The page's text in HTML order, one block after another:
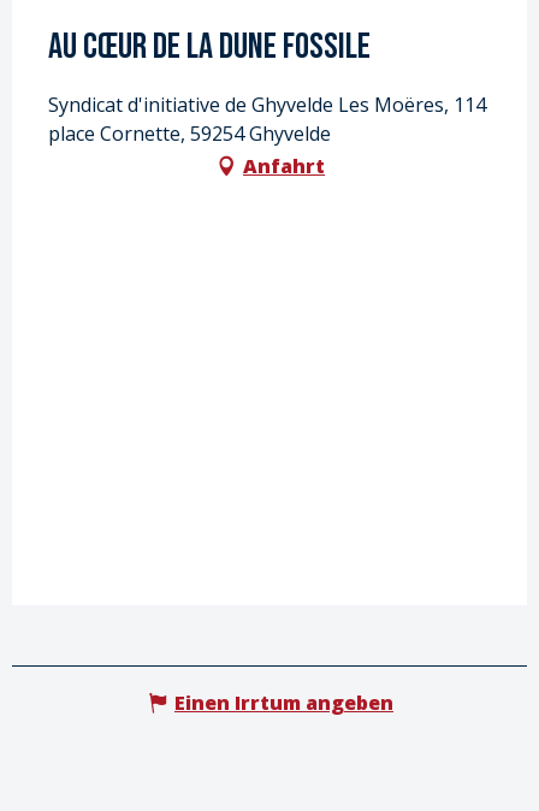
Au cœur de la Dune Fossile
Syndicat d'initiative de Ghyvelde Les Moëres, 114
place Cornette, 59254 Ghyvelde
Anfahrt
Einen Irrtum angeben